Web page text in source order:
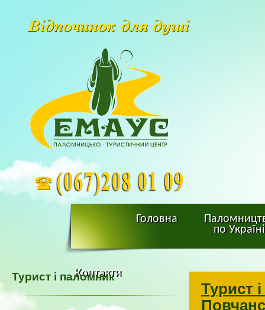
Головна
по Україні
Контакти
Турист
Турист і паломник